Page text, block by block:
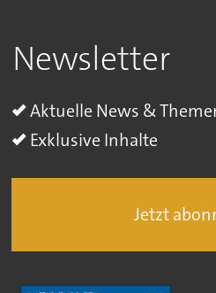
Newsletter
Aktuelle News &
Exklusive Inhalte
Jetzt